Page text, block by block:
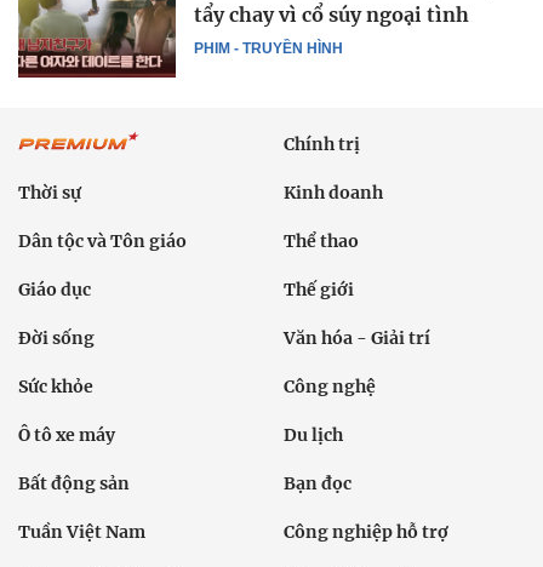
PHIM - TRUYỀN HÌNH
tẩy chay vì cổ súy ngoại tình
Chính trị
Thời sự Kinh doanh
Dân tộc và Tôn giáo Thể thao
Giáo dục Thế giới
Đời sống Văn hóa - Giải trí
Sức khỏe Công nghệ
Ô tô xe máy Du lịch
Bất động sản Bạn đọc
Tuần Việt Nam Công nghiệp hỗ trợ